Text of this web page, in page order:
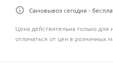
Самовывоз сегодня -
Цена действительна только
отличаться от цен в розничных